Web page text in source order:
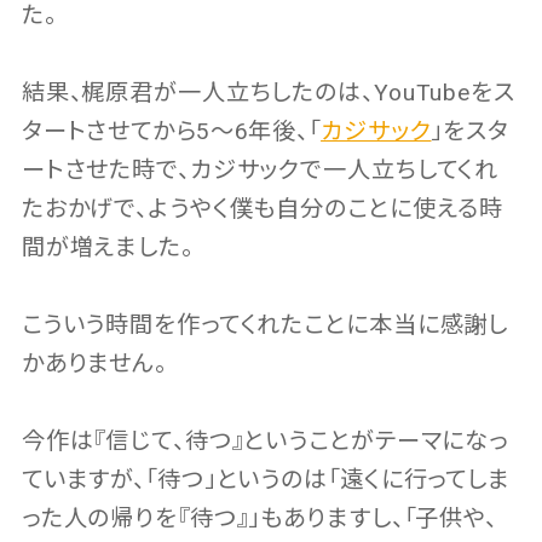
た。
結果、梶原君が一人立ちしたのは、YouTubeをス
タートさせてから5〜6年後、「 カジサック」をスタ
ートさせた時で、カジサックで一人立ちしてくれ
たおかげで、ようやく僕も自分のことに使える時
間が増えました。
こういう時間を作ってくれたことに本当に感謝し
かありません。
今作は『信じて、待つ』ということがテーマになっ
ていますが、「待つ」というのは「遠くに行ってしま
った人の帰りを『待つ』」もありますし、「子供や、